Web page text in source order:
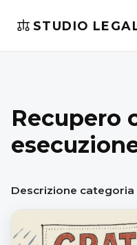
STUDIO
Recupero
Descrizione categoria